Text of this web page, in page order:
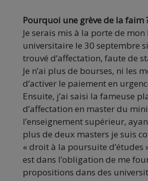
Pourquoi une grève de la faim
Je serais mis à la porte de
universitaire le 30 septembre si
trouvé d’affectation, faute de
Je n’ai plus de bourses, ni les
d’activer le paiement en
Ensuite, j’ai saisi la fameuse
d’affectation en master du
l’enseignement supérieur,
plus de deux masters je suis
« droit à la poursuite d’études
est dans l’obligation de me
propositions dans des